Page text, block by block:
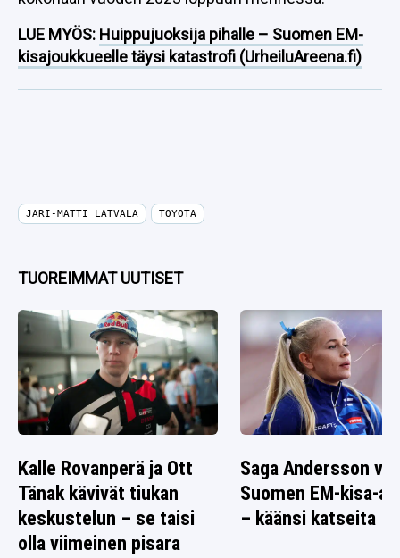
LUE MYÖS: Huippujuoksija pihalle – Suomen EM-
kisajoukkueelle täysi katastrofi (UrheiluAreena.fi)
JARI-MATTI LATVALA TOYOTA
TUOREIMMAT UUTISET
Kalle Rovanperä ja Ott
Tänak kävivät tiukan
keskustelun – se taisi
olla viimeinen pisara
Saga Andersson
Suomen EM-kisa-
– käänsi katseita